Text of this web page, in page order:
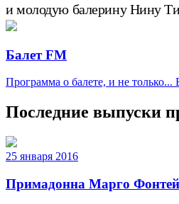
и молодую балерину Нину
Балет FM
Программа о балете, и не
Последние выпуски
25 января 2016
Примадонна Марго